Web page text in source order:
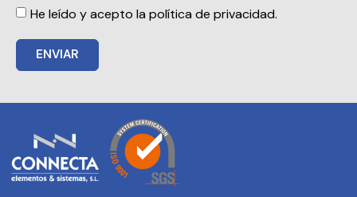
He leído y acepto la política de privacidad.
ENVIAR